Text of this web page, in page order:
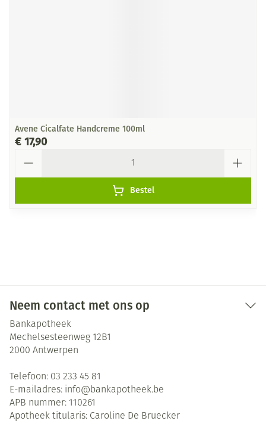
Avene Cicalfate Handcreme 100ml
€ 17,90
Bestel
Neem contact met ons op
Bankapotheek
Mechelsesteenweg 12B1
2000 Antwerpen
Telefoon: 03 233 45 81
E-mailadres: info@bankapotheek.be
APB nummer: 110261
Apotheek titularis: Caroline De Bruecker